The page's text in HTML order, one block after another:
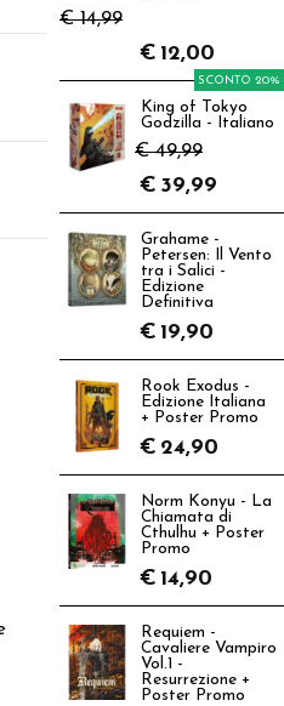
€ 14,99
€ 12,00
King of Tokyo
Godzilla - Italiano
€ 49,99
SCONTO 20%
€ 39,99
Grahame -
Petersen: Il Vento
tra i Salici -
Edizione
Definitiva
€ 19,90
Rook Exodus -
Edizione Italiana
+ Poster Promo
€ 24,90
Norm Konyu - La
Chiamata di
Cthulhu + Poster
Promo
€ 14,90
Requiem -
Cavaliere Vampiro
Vol.1 -
Resurrezione +
Poster Promo